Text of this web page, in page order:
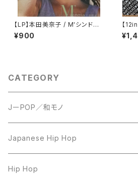
【LP】本田美奈子 / M'シンドロ
ーム
¥900
【
CATEGORY
JーPOP／和モノ
LP
7inch
Japanese Hip Hop
12inch
Hip Hop